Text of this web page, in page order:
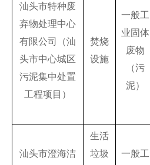
汕头市特种废
弃物处理中心
有限公司（汕
头市中心城区
污泥集中处置
工程项目）
焚烧
设施
一般工
业固体
废物
（污
泥）
汕头市澄海洁
生活
垃圾
一般工